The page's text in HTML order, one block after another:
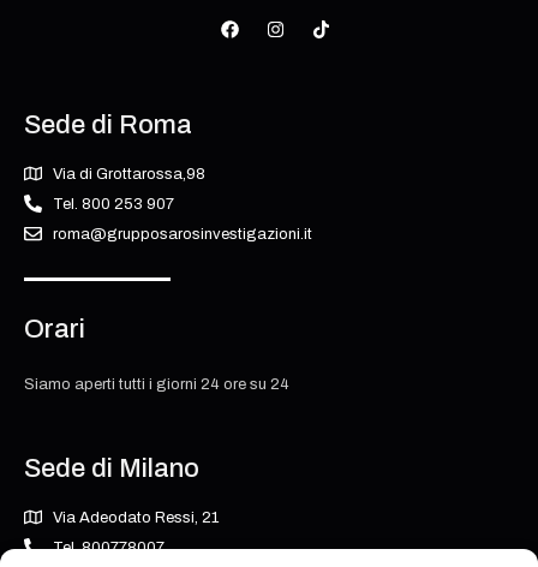
Sede di Roma
Via di Grottarossa,98
Tel. 800 253 907
roma@grupposarosinvestigazioni.it
Orari
Siamo aperti tutti i giorni 24 ore su 24
Sede di Milano
Via Adeodato Ressi, 21
Tel. 800778007